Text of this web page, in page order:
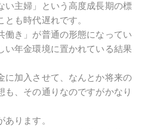
い主婦」という高度成長期の標
も時代遅れです。
働き」が普通の形態になってい
い年金環境に置かれている結果
に加入させて、なんとか将来の
、その通りなのですがかなり
ります。